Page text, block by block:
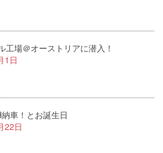
工場＠オーストリアに潜入！
1日
車！とお誕生日
22日